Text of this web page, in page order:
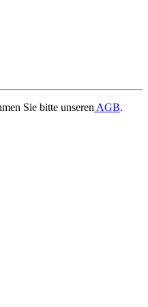
Sie bitte unseren AGB.